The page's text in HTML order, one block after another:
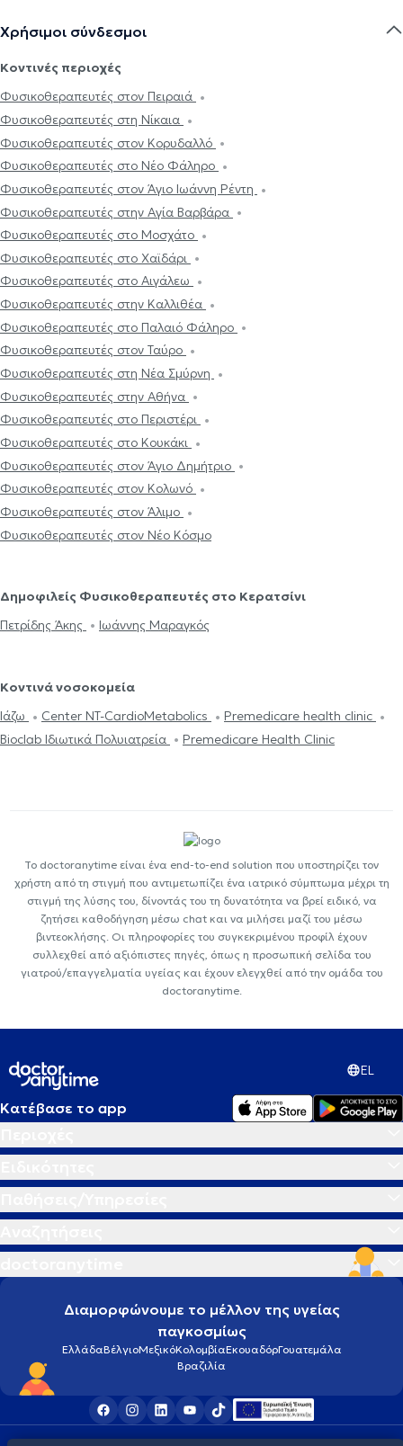
Χρήσιμοι σύνδεσμοι
Κοντινές περιοχές
Φυσικοθεραπευτές στον Πειραιά
Φυσικοθεραπευτές στη Νίκαια
Φυσικοθεραπευτές στον Κορυδαλλό
Φυσικοθεραπευτές στο Νέο Φάληρο
Φυσικοθεραπευτές στον Άγιο Ιωάννη Ρέντη
Φυσικοθεραπευτές στην Αγία Βαρβάρα
Φυσικοθεραπευτές στο Μοσχάτο
Φυσικοθεραπευτές στο Χαϊδάρι
Φυσικοθεραπευτές στο Αιγάλεω
Φυσικοθεραπευτές στην Καλλιθέα
Φυσικοθεραπευτές στο Παλαιό Φάληρο
Φυσικοθεραπευτές στον Ταύρο
Φυσικοθεραπευτές στη Νέα Σμύρνη
Φυσικοθεραπευτές στην Αθήνα
Φυσικοθεραπευτές στο Περιστέρι
Φυσικοθεραπευτές στο Κουκάκι
Φυσικοθεραπευτές στον Άγιο Δημήτριο
Φυσικοθεραπευτές στον Κολωνό
Φυσικοθεραπευτές στον Άλιμο
Φυσικοθεραπευτές στον Νέο Κόσμο
Δημοφιλείς Φυσικοθεραπευτές στο Κερατσίνι
Πετρίδης Άκης
Ιωάννης Μαραγκός
Κοντινά νοσοκομεία
Ιάζω
Center NT-CardioMetabolics
Premedicare health clinic
Bioclab Ιδιωτικά Πολυιατρεία
Premedicare Health Clinic
Το doctoranytime είναι ένα end-to-end solution που υποστηρίζει τον
χρήστη από τη στιγμή που αντιμετωπίζει ένα ιατρικό σύμπτωμα μέχρι τη
στιγμή της λύσης του, δίνοντάς του τη δυνατότητα να βρεί ειδικό, να
ζητήσει καθοδήγηση μέσω chat και να μιλήσει μαζί του μέσω
βιντεοκλήσης. Οι πληροφορίες του συγκεκριμένου προφίλ έχουν
συλλεχθεί από αξιόπιστες πηγές, όπως η προσωπική σελίδα του
γιατρού/επαγγελματία υγείας και έχουν ελεγχθεί από την ομάδα του
doctoranytime.
EL
Κατέβασε το app
Διαμορφώνουμε το μέλλον της υγείας
παγκοσμίως
ΕλλάδαΒέλγιοΜεξικόΚολομβίαΕκουαδόρΓουατεμάλα
Βραζιλία